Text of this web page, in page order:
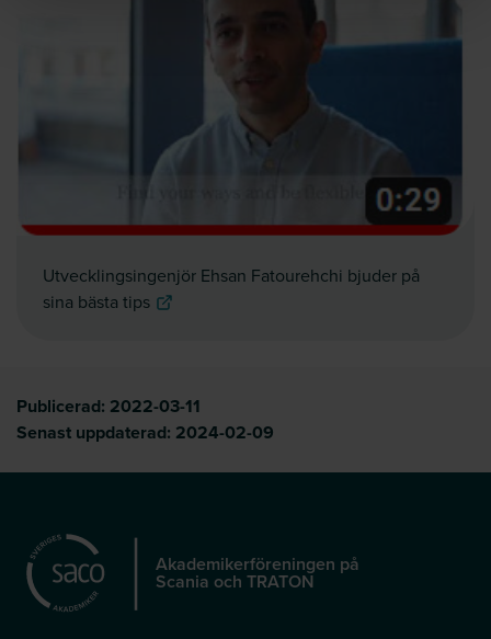
Utvecklingsingenjör Ehsan Fatourehchi bjuder på
sina bästa tips
Publicerad: 2022-03-11
Senast uppdaterad: 2024-02-09
Akademikerföreningen på
Scania och TRATON